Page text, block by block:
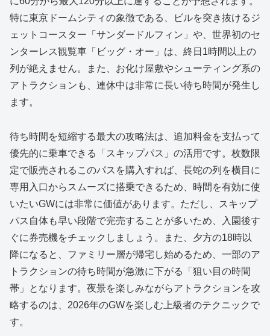
特に東京ドームシティの象徴である、ビルを突き抜けるジ
ェットコースター「サンダードルフィン」や、世界初のセ
ンターレス観覧車「ビッグ・オー」は、終日1時間以上の
列が絶えません。また、お化け屋敷やシューティング系の
アトラクションも、連休中は非常に長い待ち時間が発生し
ます。
待ち時間を短縮する最大の攻略法は、追加料金を支払って
優先的に乗車できる「スキップパス」の活用です。枚数限
定で販売されるこのパスを購入すれば、長蛇の列を横目に
専用入口からスムーズに搭乗できるため、時間を有効に使
いたいGWには非常に価値があります。ただし、スキップ
パス自体も早い段階で完売することが多いため、入園後す
ぐに券売機をチェックしましょう。また、夕方の18時以
降になると、ファミリー層が帰宅し始めるため、一部のア
トラクションの待ち時間が急激に下がる「狙い目の時間
帯」となります。夜景を楽しみながらアトラクションを攻
略するのは、2026年のGWを楽しむ上級者のテクニックで
す。